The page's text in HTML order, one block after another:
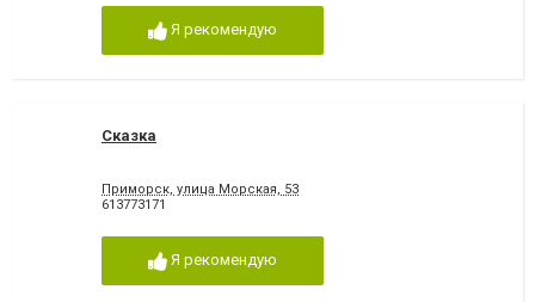
Я рекомендую
Сказка
Приморск, улица Морская, 53
613773171
Я рекомендую